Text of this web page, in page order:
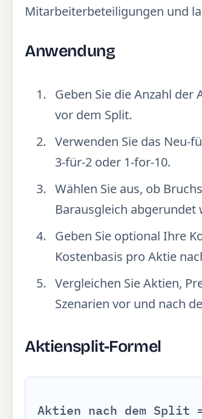
Mitarbeiterbeteiligungen und
Anwendung
Geben Sie die Anzahl
vor dem Split.
Verwenden Sie das Neu-
3-für-2 oder 1-for-10.
Wählen Sie aus, ob
Barausgleich abgerundet
Geben Sie optional Ihre
Kostenbasis pro Aktie
Vergleichen Sie Aktien,
Szenarien vor und nach
Aktiensplit-Formel
Aktien nach dem Split